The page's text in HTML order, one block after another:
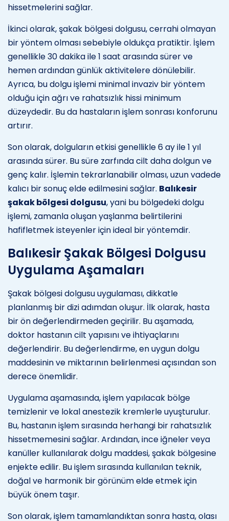
hissetmelerini sağlar.
İkinci olarak, şakak bölgesi dolgusu, cerrahi olmayan
bir yöntem olması sebebiyle oldukça pratiktir. İşlem
genellikle 30 dakika ile 1 saat arasında sürer ve
hemen ardından günlük aktivitelere dönülebilir.
Ayrıca, bu dolgu işlemi minimal invaziv bir yöntem
olduğu için ağrı ve rahatsızlık hissi minimum
düzeydedir. Bu da hastaların işlem sonrası konforunu
artırır.
Son olarak, dolguların etkisi genellikle 6 ay ile 1 yıl
arasında sürer. Bu süre zarfında cilt daha dolgun ve
genç kalır. İşlemin tekrarlanabilir olması, uzun vadede
kalıcı bir sonuç elde edilmesini sağlar. Balıkesir
şakak bölgesi dolgusu, yani bu bölgedeki dolgu
işlemi, zamanla oluşan yaşlanma belirtilerini
hafifletmek isteyenler için ideal bir yöntemdir.
Balıkesir Şakak Bölgesi Dolgusu
Uygulama Aşamaları
Şakak bölgesi dolgusu uygulaması, dikkatle
planlanmış bir dizi adımdan oluşur. İlk olarak, hasta
bir ön değerlendirmeden geçirilir. Bu aşamada,
doktor hastanın cilt yapısını ve ihtiyaçlarını
değerlendirir. Bu değerlendirme, en uygun dolgu
maddesinin ve miktarının belirlenmesi açısından son
derece önemlidir.
Uygulama aşamasında, işlem yapılacak bölge
temizlenir ve lokal anestezik kremlerle uyuşturulur.
Bu, hastanın işlem sırasında herhangi bir rahatsızlık
hissetmemesini sağlar. Ardından, ince iğneler veya
kanüller kullanılarak dolgu maddesi, şakak bölgesine
enjekte edilir. Bu işlem sırasında kullanılan teknik,
doğal ve harmonik bir görünüm elde etmek için
büyük önem taşır.
Son olarak, işlem tamamlandıktan sonra hasta, olası